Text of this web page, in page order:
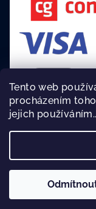
Tento web
procházením
jejich
Rychlá a bezpečná